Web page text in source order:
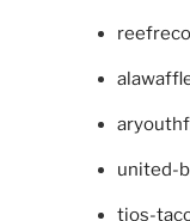
united-
tios-